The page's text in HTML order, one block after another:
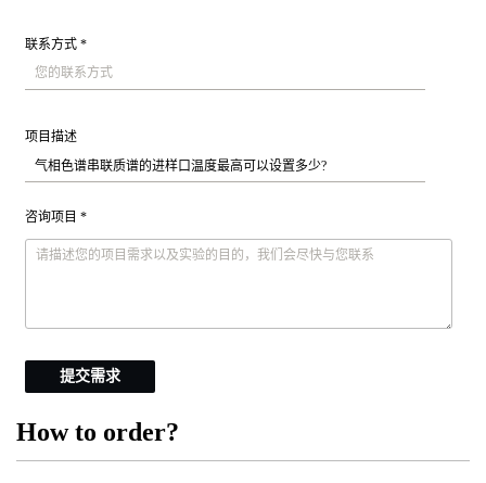
联系方式 *
项目描述
咨询项目 *
提交需求
How to order?